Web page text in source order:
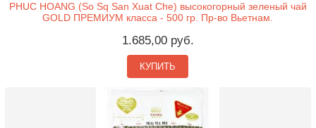
PHUC HOANG (So Sq San Xuat Che) высокогорный зеленый чай
GOLD ПРЕМИУМ класса - 500 гр. Пр-во Вьетнам.
1.685,00 руб.
КУПИТЬ